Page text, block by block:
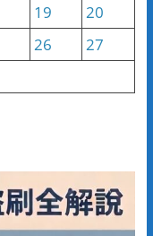
19
20
26
27